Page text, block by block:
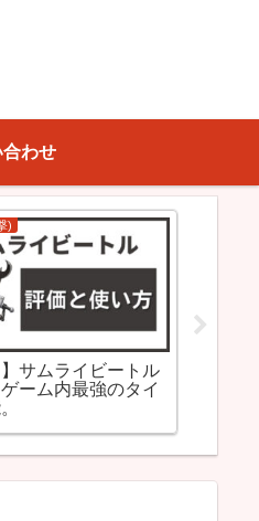
わせ
迎撃)
】メタルドラゴンの
ポジションからス